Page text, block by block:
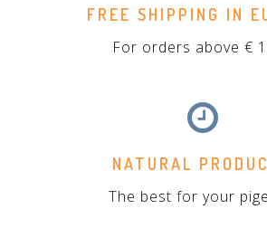
FREE SHIPPING IN
For orders above €
NATURAL
The best for your